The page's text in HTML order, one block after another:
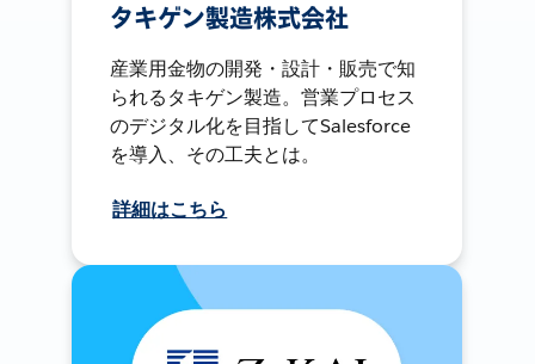
タキゲン製造株式会社
産業用金物の開発・設計・販売で知
られるタキゲン製造。営業プロセス
のデジタル化を目指してSalesforce
を導入、その工夫とは。
詳細はこちら